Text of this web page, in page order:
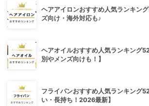
ヘアアイロンおすすめ人気ランキン
ズ向け・海外対応も♪
ヘアオイルおすすめ人気ランキング
別やメンズ向けも！】
フライパンおすすめ人気ランキング
い・長持ち！2026最新】